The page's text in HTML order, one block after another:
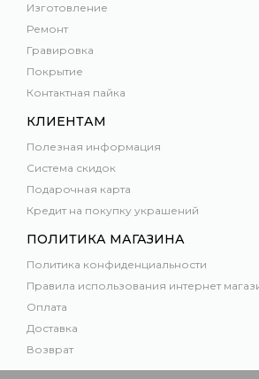
Изготовление
Ремонт
Гравировка
Покрытие
Контактная пайка
КЛИЕНТАМ
Полезная информация
Система скидок
Подарочная карта
Кредит на покупку украшений
ПОЛИТИКА МАГАЗИНА
Политика конфиденциальности
Правила использования интернет
Оплата
Доставка
Возврат